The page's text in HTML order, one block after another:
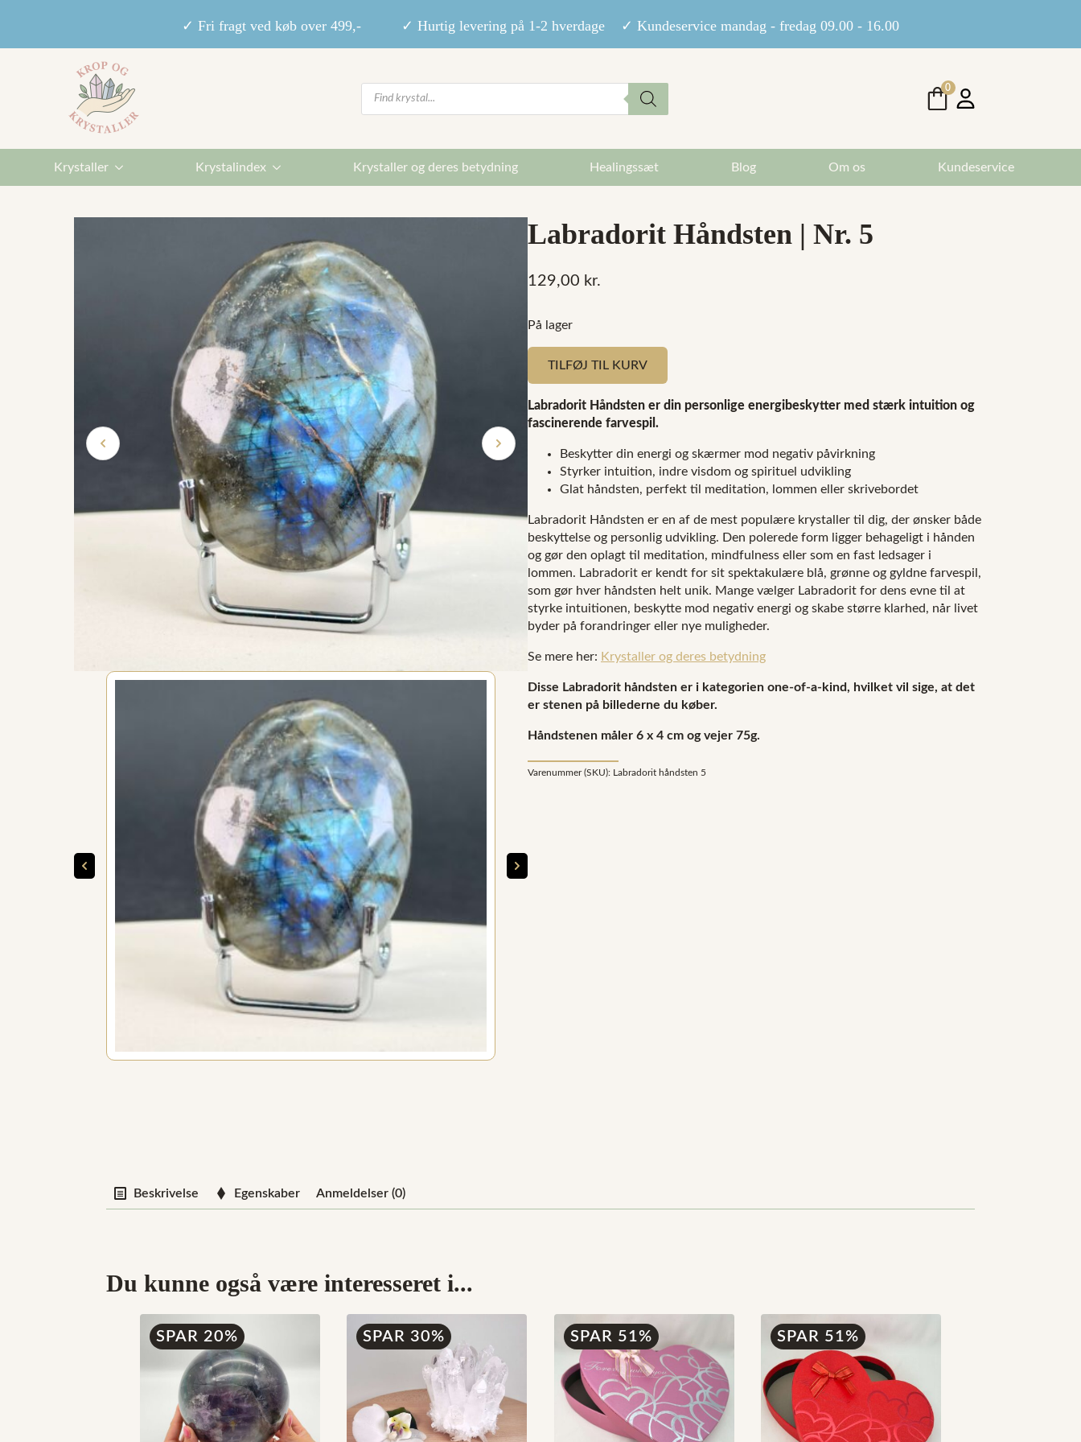
✓ Fri fragt ved køb over 499,- ✓ Hurtig levering på 1-2 hverdage ✓ Kundeservice mandag - fredag 09.00 - 16.00
Products
search
0
Krystaller Krystalindex Krystaller og deres betydning Healingssæt Blog Om os Kundeservice
Labradorit Håndsten | Nr. 5
129,00 kr.
På lager
TILFØJ TIL KURV
Labradorit Håndsten er din personlige energibeskytter med stærk intuition og
fascinerende farvespil.
Beskytter din energi og skærmer mod negativ påvirkning
Styrker intuition, indre visdom og spirituel udvikling
Glat håndsten, perfekt til meditation, lommen eller skrivebordet
Labradorit Håndsten er en af de mest populære krystaller til dig, der ønsker både
beskyttelse og personlig udvikling. Den polerede form ligger behageligt i hånden
og gør den oplagt til meditation, mindfulness eller som en fast ledsager i
lommen. Labradorit er kendt for sit spektakulære blå, grønne og gyldne farvespil,
som gør hver håndsten helt unik. Mange vælger Labradorit for dens evne til at
styrke intuitionen, beskytte mod negativ energi og skabe større klarhed, når livet
byder på forandringer eller nye muligheder.
Se mere her: Krystaller og deres betydning
Disse Labradorit håndsten er i kategorien one-of-a-kind, hvilket vil sige, at det
er stenen på billederne du køber.
Håndstenen måler 6 x 4 cm og vejer 75g.
Varenummer (SKU): Labradorit håndsten 5
Beskrivelse Egenskaber Anmeldelser (0)
Du kunne også være interesseret i...
SPAR 20% SPAR 30% SPAR 51% SPAR 51%